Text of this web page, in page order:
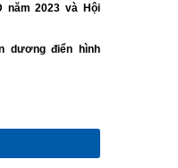
năm 2023 và Hội
dương điển hình